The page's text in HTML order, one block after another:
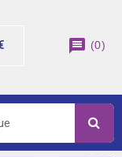
message (0)